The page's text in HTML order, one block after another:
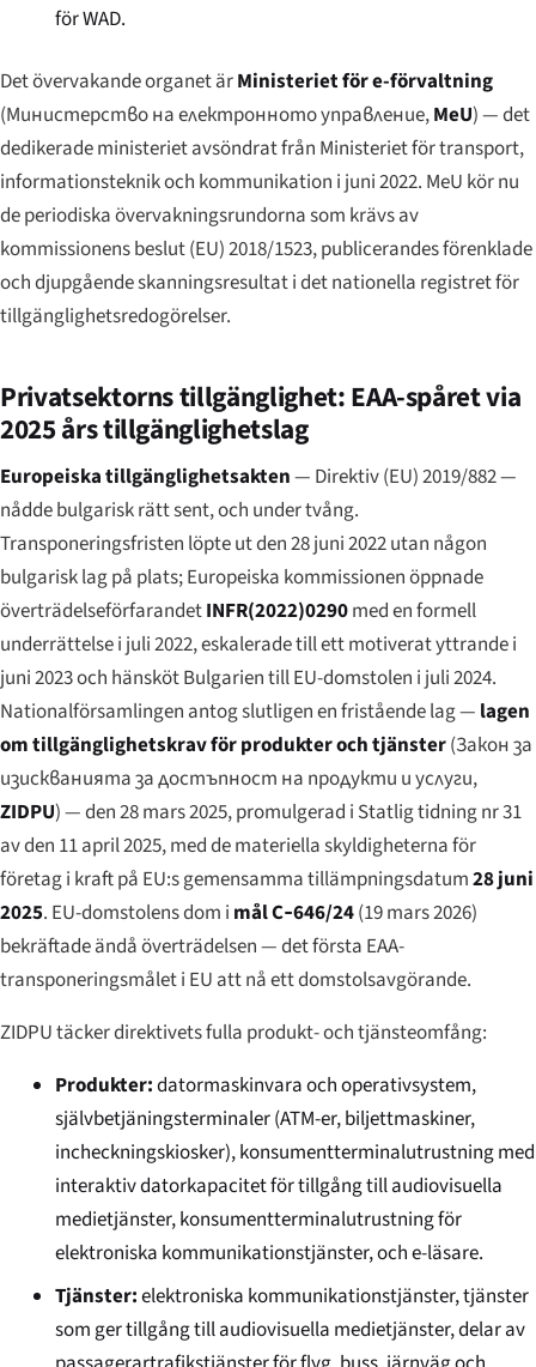
för WAD.
Det övervakande organet ärMinisteriet för e-förvaltning
(Министерство на електронното управление,MeU) — det
dedikerade ministeriet avsöndrat från Ministeriet för transport,
informationsteknik och kommunikation i juni 2022. MeU kör nu
de periodiska övervakningsrundorna som krävs av
kommissionens beslut (EU) 2018/1523, publicerandes förenklade
och djupgående skanningsresultat i det nationella registret för
tillgänglighetsredogörelser.
Privatsektorns tillgänglighet: EAA-spåret via
2025 års tillgänglighetslag
Europeiska tillgänglighetsakten— Direktiv (EU) 2019/882 —
nådde bulgarisk rätt sent, och under tvång.
Transponeringsfristen löpte ut den 28 juni 2022 utan någon
bulgarisk lag på plats; Europeiska kommissionen öppnade
överträdelseförfarandetINFR(2022)0290med en formell
underrättelse i juli 2022, eskalerade till ett motiverat yttrande i
juni 2023 och hänsköt Bulgarien till EU-domstolen i juli 2024.
Nationalförsamlingen antog slutligen en fristående lag — lagen
om tillgänglighetskrav för produkter och tjänster(Закон за
изискванията за достъпност на продукти и услуги,
ZIDPU) — den 28 mars 2025, promulgerad i Statlig tidningnr 31
av den 11 april 2025, med de materiella skyldigheterna för
företag i kraft på EU:s gemensamma tillämpningsdatum28 juni
2025. EU-domstolens dom i mål C‑646/24(19 mars 2026)
bekräftade ändå överträdelsen — det första EAA-
transponeringsmålet i EU att nå ett domstolsavgörande.
ZIDPU täcker direktivets fulla produkt- och tjänsteomfång:
Produkter:datormaskinvara och operativsystem,
självbetjäningsterminaler (ATM-er, biljettmaskiner,
incheckningskiosker), konsumentterminalutrustning med
interaktiv datorkapacitet för tillgång till audiovisuella
medietjänster, konsumentterminalutrustning för
elektroniska kommunikationstjänster, och e-läsare.
Tjänster:elektroniska kommunikationstjänster, tjänster
som ger tillgång till audiovisuella medietjänster, delar av